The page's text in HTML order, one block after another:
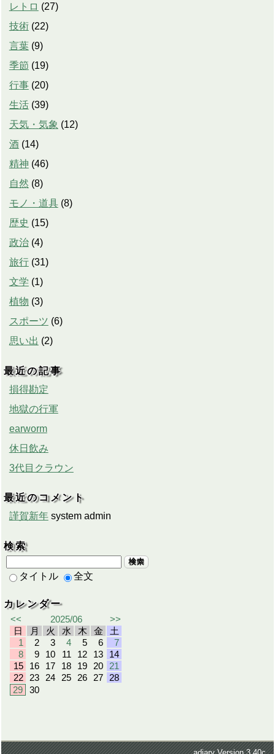
レトロ (27)
技術 (22)
言葉 (9)
季節 (19)
行事 (20)
生活 (39)
天気・気象 (12)
酒 (14)
精神 (46)
自然 (8)
モノ・道具 (8)
歴史 (15)
政治 (4)
旅行 (31)
文学 (1)
植物 (3)
スポーツ (6)
思い出 (2)
最近の記事
損得勘定
地獄の行軍
earworm
休日飲み
3代目クラウン
最近のコメント
謹賀新年 system admin
検索
検索
タイトル 全文
カレンダー
<<
2025/06
>>
日
月 火 水 木 金
土
1
2 3 4 5 6
7
8
9 10 11 12 13
14
15
16 17 18 19 20
21
22
23 24 25 26 27
28
29
30